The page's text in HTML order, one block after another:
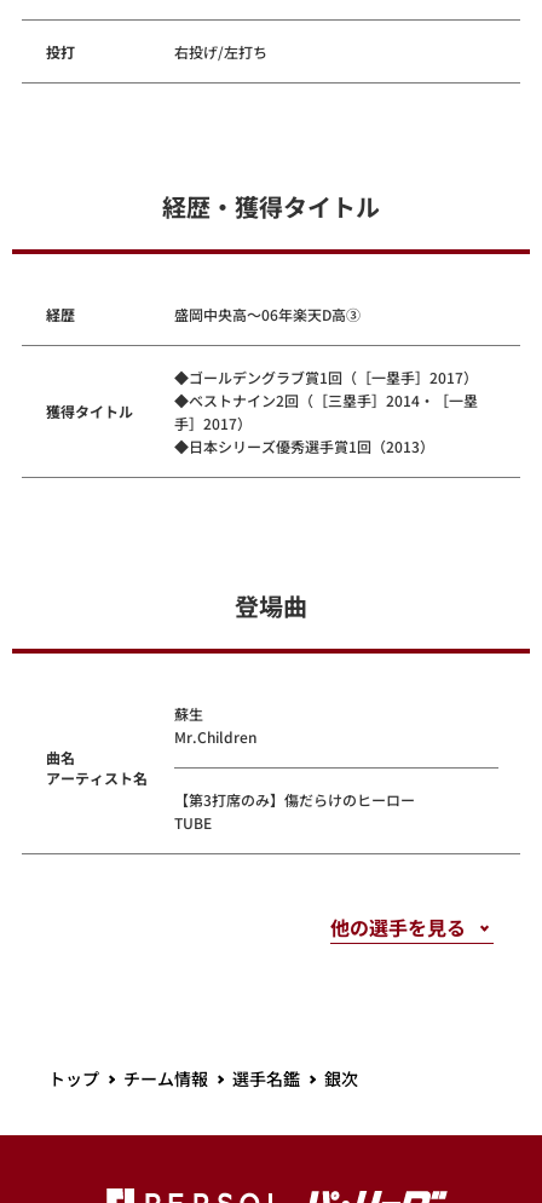
投打 右投げ/左打ち
経歴・獲得タイトル
経歴 盛岡中央高～06年楽天D高③
獲得タイトル
◆ゴールデングラブ賞1回（［一塁手］2017）
◆ベストナイン2回（［三塁手］2014・［一塁
手］2017）
◆日本シリーズ優秀選手賞1回（2013）
登場曲
曲名
アーティスト名
蘇生
Mr.Children
【第3打席のみ】傷だらけのヒーロー
TUBE
トップ チーム情報 選手名鑑 銀次